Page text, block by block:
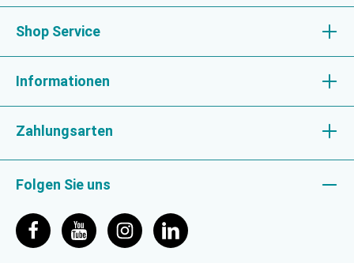
Shop Service
Informationen
Zahlungsarten
Folgen Sie uns